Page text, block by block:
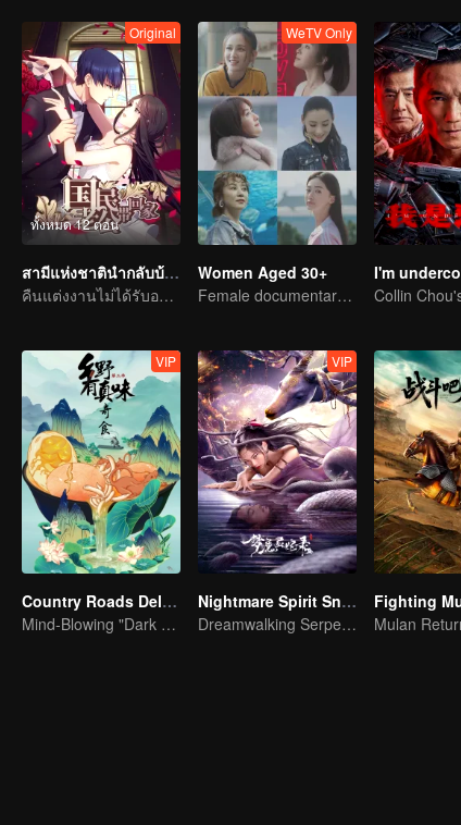
ทั้งหมด 12 ตอน
Original
สามีแห่งชาตินำกลับบ้าน SS1
คืนแต่งงานไม่ได้รับอนุญาต
WeTV Only
Women Aged 30+
Female documentary talk show
I'm
VIP
Country Roads Delicious Foods 3
Mind-Blowing "Dark Cuisine" That Defies Taste Buds
VIP
Nightmare Spirit Snake Record
Dreamwalking Serpent and the Sword Immortal's Past
Fighting